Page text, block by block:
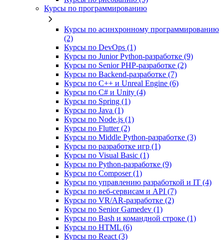
Курсы по программированию
Курсы по асинхронному программированию
(2)
Курсы по DevOps (1)
Курсы по Junior Python-разработке (9)
Курсы по Senior PHP-разработке (2)
Курсы по Backend‑разработке (7)
Курсы по C++ и Unreal Engine (6)
Курсы по C# и Unity (4)
Курсы по Spring (1)
Курсы по Java (1)
Курсы по Node.js (1)
Курсы по Flutter (2)
Курсы по Middle Python-разработке (3)
Курсы по разработке игр (1)
Курсы по Visual Basic (1)
Курсы по Python-разработке (9)
Курсы по Composer (1)
Курсы по управлению разработкой и IT (4)
Курсы по веб‑сервисам и API (7)
Курсы по VR/AR‑разработке (2)
Курсы по Senior Gamedev (1)
Курсы по Bash и командной строке (1)
Курсы по HTML (6)
Курсы по React (3)